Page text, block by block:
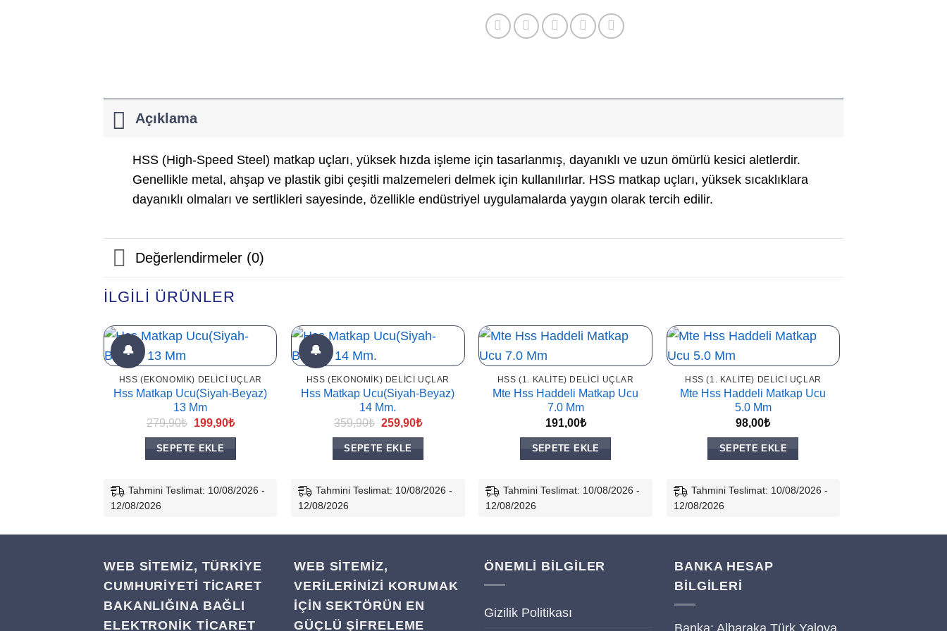
Açıklama
HSS (High-Speed Steel) matkap uçları, yüksek hızda işleme için tasarlanmış, dayanıklı ve uzun ömürlü kesici aletlerdir.
Genellikle metal, ahşap ve plastik gibi çeşitli malzemeleri delmek için kullanılırlar. HSS matkap uçları, yüksek sıcaklıklara
dayanıklı olmaları ve sertlikleri sayesinde, özellikle endüstriyel uygulamalarda yaygın olarak tercih edilir.
Değerlendirmeler (0)
İLGILI ÜRÜNLER
🔔
HSS (EKONOMIK) DELICI UÇLAR
Hss Matkap Ucu(Siyah-Beyaz)
13 Mm
279,90₺
Orijinal
279,90₺.
199,90₺Şu
SEPETE EKLE
Tahmini Teslimat: 10/08/2026 -
12/08/2026
🔔
HSS (EKONOMIK) DELICI UÇLAR
Hss Matkap Ucu(Siyah-Beyaz)
14 Mm.
359,90₺ Orijinal
359,90₺.
259,90₺Şu
SEPETE EKLE
Tahmini Teslimat: 10/08/2026 -
12/08/2026
HSS (1. KALITE) DELICI UÇLAR
Mte Hss Haddeli Matkap Ucu
7.0 Mm
191,00₺
SEPETE EKLE
Tahmini Teslimat: 10/08/2026 -
12/08/2026
HSS (1. KALITE) DELICI UÇLAR
Mte Hss Haddeli Matkap Ucu
5.0 Mm
98,00₺
SEPETE EKLE
Tahmini Teslimat: 10/08/2026 -
12/08/2026
WEB SİTEMİZ, TÜRKİYE
CUMHURİYETİ TİCARET
BAKANLIĞINA BAĞLI
ELEKTRONİK TİCARET
WEB SITEMIZ,
VERILERINIZI KORUMAK
IÇIN SEKTÖRÜN EN
GÜÇLÜ ŞIFRELEME
ÖNEMLİ BİLGİLER
Gizilik Politikası
BANKA HESAP
BİLGİLERİ